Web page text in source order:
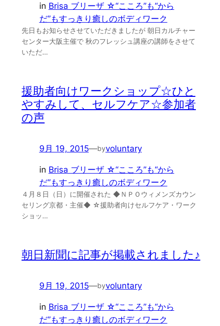
in Brisa ブリーザ ☆“こころ”も“から
だ”もすっきり癒しのボディワーク
先日もお知らせさせていただきましたが 朝日カルチャー
センター大阪主催で 秋のフレッシュ講座の講師をさせて
いただ…
援助者向けワークショップ☆ひと
やすみして、セルフケア☆参加者
の声
9月 19, 2015—byvoluntary
in Brisa ブリーザ ☆“こころ”も“から
だ”もすっきり癒しのボディワーク
４月８日（日）に開催された ◆ＮＰＯウィメンズカウン
セリング京都・主催◆ ☆援助者向けセルフケア・ワーク
ショッ…
朝日新聞に記事が掲載されました♪
9月 19, 2015—byvoluntary
in Brisa ブリーザ ☆“こころ”も“から
だ”もすっきり癒しのボディワーク